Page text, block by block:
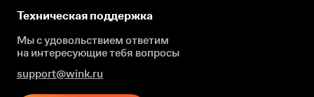
Техническая поддержка
Мы с удовольствием ответим
на интересующиетебя вопросы
support@wink.ru